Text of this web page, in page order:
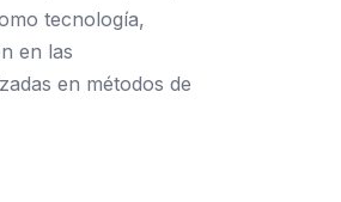
tecnología,
en las
en métodos de